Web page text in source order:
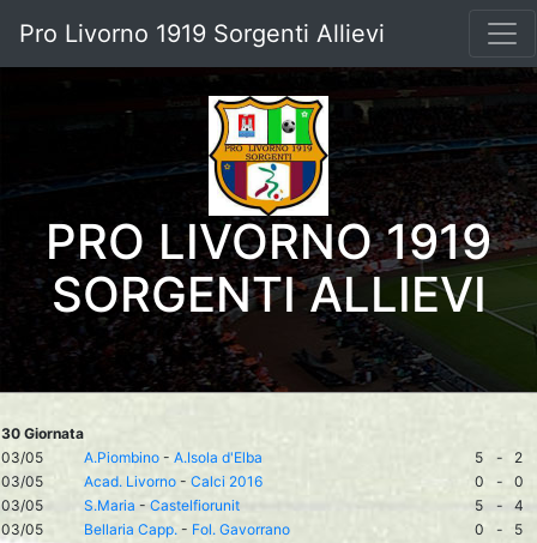
Pro Livorno 1919 Sorgenti Allievi
PRO LIVORNO 1919
SORGENTI ALLIEVI
30 Giornata
03/05
A.Piombino - A.Isola d'Elba 5 -
2
03/05
Acad. Livorno - Calci 2016 0 -
0
03/05
S.Maria - Castelfiorunit 5 -
4
03/05
Bellaria Capp. - Fol. Gavorrano 0 -
5